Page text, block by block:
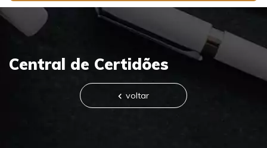
Central de Certidões
voltar